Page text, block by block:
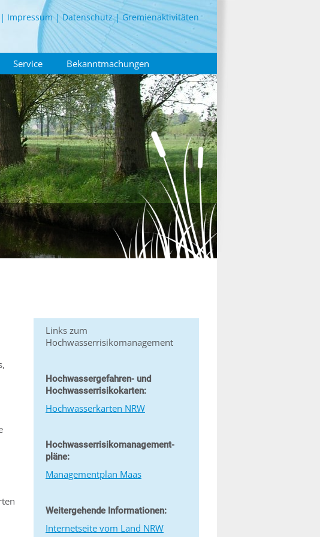
Impressum Datenschutz Gremienaktivitäten
Service Bekanntmachungen
Links zum
Hochwasserrisikomanagement
Hochwassergefahren- und
Hochwasserrisikokarten:
Hochwasserkarten NRW
Hochwasserrisikomanagement-
pläne:
Managementplan Maas
Weitergehende Informationen:
Internetseite vom Land NRW